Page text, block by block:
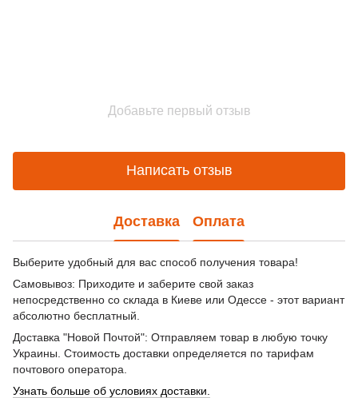
Добавьте первый отзыв
Написать отзыв
Доставка Оплата
Выберите удобный для вас способ получения товара!
Самовывоз: Приходите и заберите свой заказ
непосредственно со склада в Киеве или Одессе - этот вариант
абсолютно бесплатный.
Доставка "Новой Почтой": Отправляем товар в любую точку
Украины. Стоимость доставки определяется по тарифам
почтового оператора.
Узнать больше об условиях доставки.